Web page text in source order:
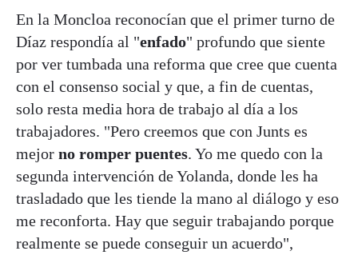
En la Moncloa reconocían que el primer turno de
Díaz respondía al "enfado" profundo que siente
por ver tumbada una reforma que cree que cuenta
con el consenso social y que, a fin de cuentas,
solo resta media hora de trabajo al día a los
trabajadores. "Pero creemos que con Junts es
mejor no romper puentes. Yo me quedo con la
segunda intervención de Yolanda, donde les ha
trasladado que les tiende la mano al diálogo y eso
me reconforta. Hay que seguir trabajando porque
realmente se puede conseguir un acuerdo",